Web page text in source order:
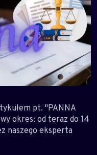
pt. "PANNA
okres: od teraz do 14
naszego eksperta